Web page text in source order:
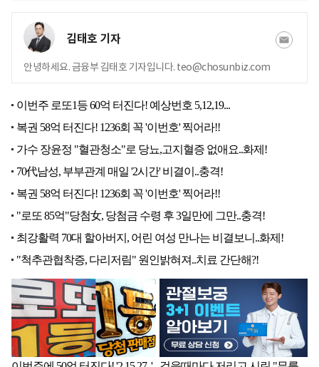
김태호 기자
안녕하세요. 금융부 김태호 기자입니다. teo@chosunbiz.com